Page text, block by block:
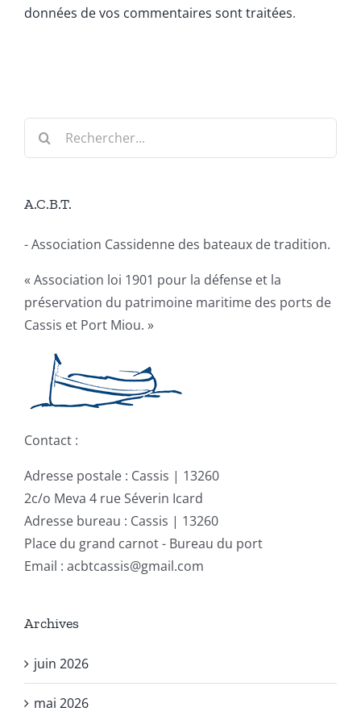
données de vos commentaires sont traitées.
Rechercher:
A.C.B.T.
- Association Cassidenne des bateaux de tradition.
« Association loi 1901 pour la défense et la
préservation du patrimoine maritime des ports de
Cassis et Port Miou. »
Contact :
Adresse postale : Cassis | 13260
2c/o Meva 4 rue Séverin Icard
Adresse bureau : Cassis | 13260
Place du grand carnot - Bureau du port
Email : acbtcassis@gmail.com
Archives
juin 2026
mai 2026